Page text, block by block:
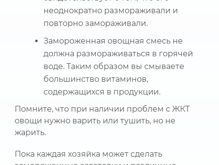
неоднократно размораживали и
повторно замораживали.
Замороженная овощная смесь не
должна размораживаться в горячей
воде. Таким образом вы смываете
большинство витаминов,
содержащихся в продукции.
Помните, что при наличии проблем с ЖКТ
овощи нужно варить или тушить, но не
жарить.
Пока каждая хозяйка может сделать